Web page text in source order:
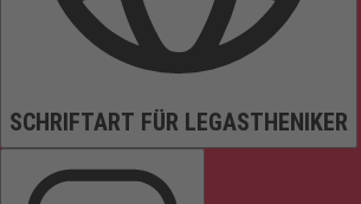
SCHRIFTART FÜR LEGASTHENIKER